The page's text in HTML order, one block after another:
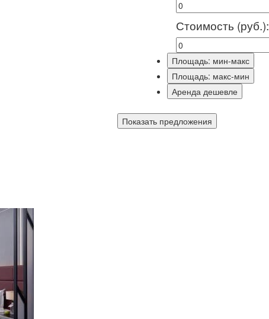
Стоимость (руб.):
Показать предложения
Площадь: мин-макс
Площадь: макс-мин
Аренда дешевле